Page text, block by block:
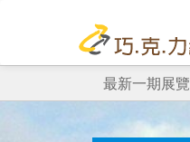
最新一期展覽